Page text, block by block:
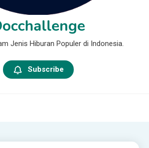
Jenis Hiburan Populer di Indonesia.
Subscribe